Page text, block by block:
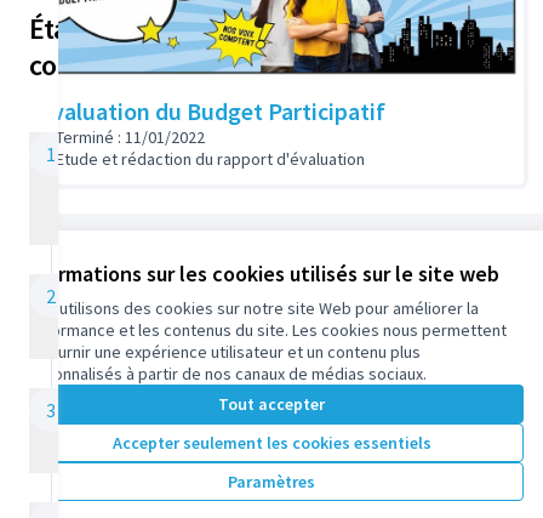
Informations sur les cookies utilisés sur le site web
Nous utilisons des cookies sur notre site Web pour améliorer la
performance et les contenus du site. Les cookies nous permettent
de fournir une expérience utilisateur et un contenu plus
personnalisés à partir de nos canaux de médias sociaux.
Tout accepter
Accepter seulement les cookies essentiels
Paramètres
Evaluation du Budget Participatif
Terminé : 11/01/2022
Etude et rédaction du rapport d'évaluation
Conditions d'utilisation
Paramètres des cookies
participez.nanterre.fr sur X
participez.nanterre.fr sur Facebook
participez.nanterre.fr sur Instagram
participez.nanterre.fr sur YouTube
(Lien externe)
participez.nanterre.fr sur GitHub
(Lien externe)
Site réalisé grâce aulogiciel libre Decidim .
Licence
(Lien
Étapes de la
concertation
1
JE DÉCOUVRE LE
2
PROJET !
01/09/2020 - 15/10/2020
3
PROJETS
16/10/2020 - 28/03/2021